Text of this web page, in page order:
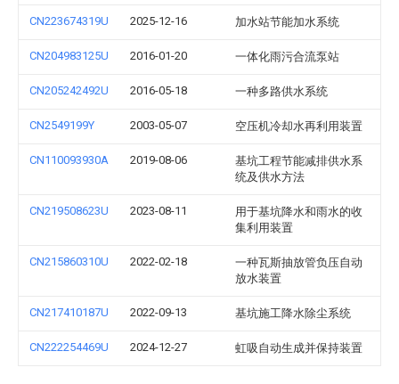
CN223674319U 2025-12-16 加水站节能加水系统
CN204983125U 2016-01-20 一体化雨污合流泵站
CN205242492U 2016-05-18 一种多路供水系统
CN2549199Y 2003-05-07 空压机冷却水再利用装置
CN110093930A 2019-08-06
基坑工程节能减排供水系
统及供水方法
CN219508623U 2023-08-11
用于基坑降水和雨水的收
集利用装置
CN215860310U 2022-02-18
一种瓦斯抽放管负压自动
放水装置
CN217410187U 2022-09-13 基坑施工降水除尘系统
CN222254469U 2024-12-27 虹吸自动生成并保持装置